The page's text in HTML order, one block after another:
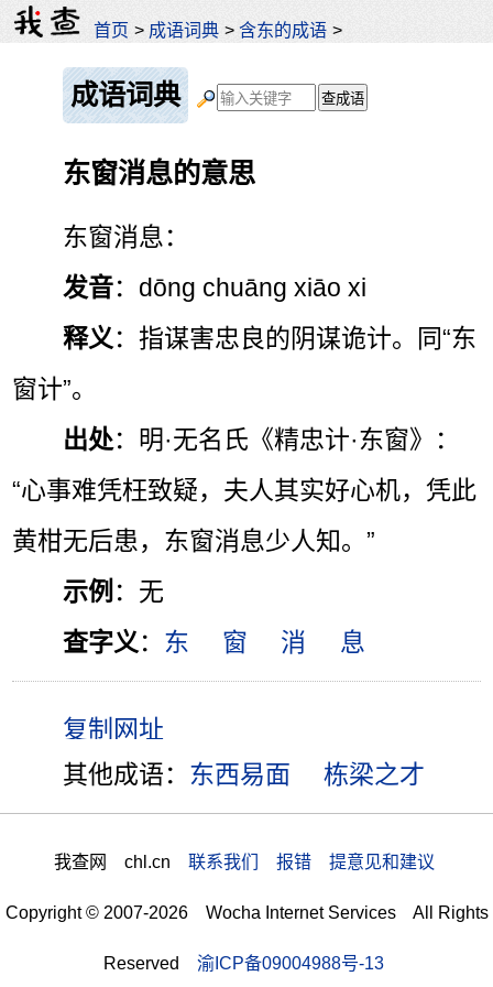
首页 > 成语词典 >含东的成语 >
成语词典
东窗消息的意思
东窗消息：
发音：dōng chuāng xiāo xi
释义 ：指谋害忠良的阴谋诡计。同“东
窗计”。
出处：明·无名氏《精忠计·东窗》：
“心事难凭枉致疑，夫人其实好心机，凭此
黄柑无后患，东窗消息少人知。”
示例 ：无
查字义 ： 东 窗 消 息
其他成语： 东西易面 栋梁之才
我查网 chl.cn 联系我们 报错 提意见和建议
Copyright © 2007-2026 Wocha Internet Services All Rights
Reserved 渝ICP备09004988号-13